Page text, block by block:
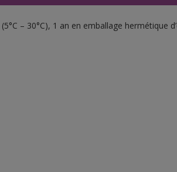
– 30°C), 1 an en emballage hermétique